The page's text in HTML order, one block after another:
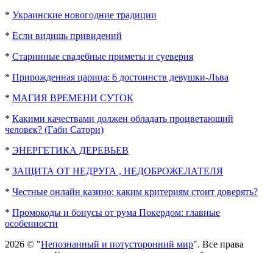
* Украинские новогодние традиции
* Если видишь привидений
* Старинные свадебные приметы и суеверия
* Прирожденная царица: 6 достоинств девушки-Льва
* МАГИЯ ВРЕМЕНИ СУТОК
* Какими качествами должен обладать процветающий
человек? (Габи Сатори)
* ЭНЕРГЕТИКА ДЕРЕВЬЕВ
* ЗАЩИТА ОТ НЕДРУГА , НЕДОБРОЖЕЛАТЕЛЯ
* Честные онлайн казино: каким критериям стоит доверять?
* Промокоды и бонусы от рума Покердом: главные
особенности
2026 © "Непознанный и потусторонний мир". Все права